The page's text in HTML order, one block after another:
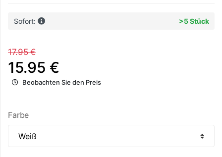
Sofort: >5 Stück
17.95 €
15.95 €
Beobachten Sie den Preis
Farbe